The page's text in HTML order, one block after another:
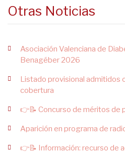
Otras Noticias
Asociación Valenciana de
Benagéber 2026
Listado provisional admitidos
cobertura
👉📝 Concurso de méritos de
Aparición en programa de
👉📝 Información: recurso de